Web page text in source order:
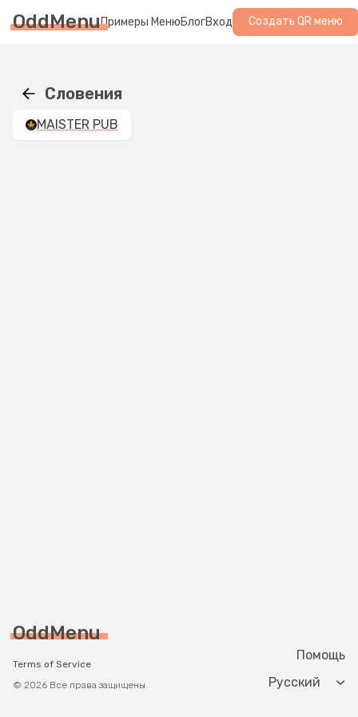
OddMenuПримеры МенюБлогВход Создать QR меню
Словения
MAISTER PUB
OddMenu
Terms of Service
© 2026 Все права защищены
Помощь
Change